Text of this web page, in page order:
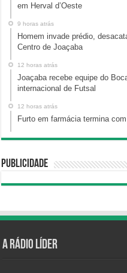
em Herval d’Oeste
9 horas atrás
Homem invade prédio,
Centro de Joaçaba
12 horas atrás
Joaçaba recebe equipe do
internacional de Futsal
12 horas atrás
Furto em farmácia termina
Publicidade
A Rádio Líder